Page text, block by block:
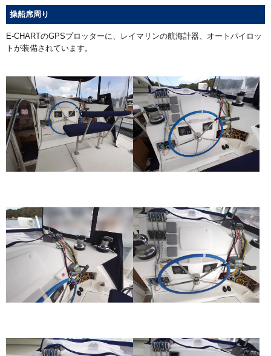
操船席周り
E-CHARTのGPSプロッターに、レイマリンの航海計器、オートパイロッ
トが装備されています。